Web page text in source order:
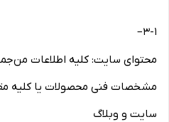
۳-۱–
محتوای سایت: کلیه اطلاعات
مشخصات فنی محصولات یا کلیه
سایت و وبلاگ